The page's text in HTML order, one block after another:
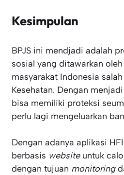
Kesimpulan
BPJS ini mendjadi adalah
sosial yang ditawarkan
masyarakat Indonesia salah
Kesehatan. Dengan
bisa memiliki proteksi
perlu lagi mengeluarkan
Dengan adanya aplikasi
berbasis websiteuntuk
dengan tujuan monitoring